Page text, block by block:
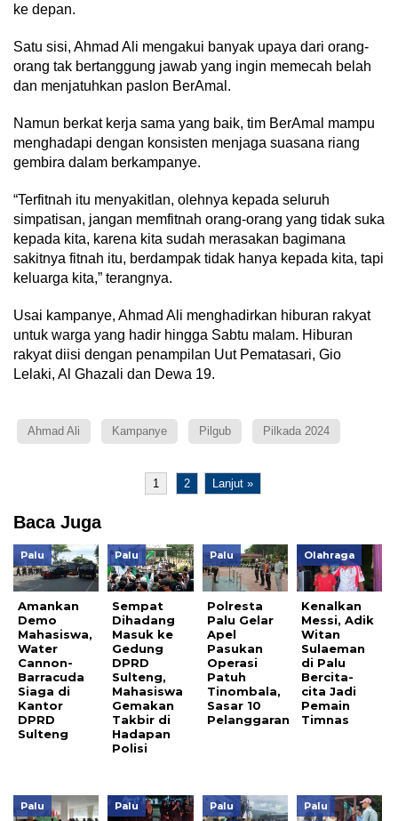
ke depan.
Satu sisi, Ahmad Ali mengakui banyak upaya dari orang-
orang tak bertanggung jawab yang ingin memecah belah
dan menjatuhkan paslon BerAmal.
Namun berkat kerja sama yang baik, tim BerAmal mampu
menghadapi dengan konsisten menjaga suasana riang
gembira dalam berkampanye.
“Terfitnah itu menyakitlan, olehnya kepada seluruh
simpatisan, jangan memfitnah orang-orang yang tidak suka
kepada kita, karena kita sudah merasakan bagimana
sakitnya fitnah itu, berdampak tidak hanya kepada kita, tapi
keluarga kita,” terangnya.
Usai kampanye, Ahmad Ali menghadirkan hiburan rakyat
untuk warga yang hadir hingga Sabtu malam. Hiburan
rakyat diisi dengan penampilan Uut Pematasari, Gio
Lelaki, Al Ghazali dan Dewa 19.
Ahmad Ali Kampanye Pilgub Pilkada 2024
1 2 Lanjut »
Baca Juga
Palu
Amankan
Demo
Mahasiswa,
Water
Cannon-
Barracuda
Siaga di
Kantor
DPRD
Sulteng
Palu
Sempat
Dihadang
Masuk ke
Gedung
DPRD
Sulteng,
Mahasiswa
Gemakan
Takbir di
Hadapan
Polisi
Palu
Polresta
Palu Gelar
Apel
Pasukan
Operasi
Patuh
Tinombala,
Sasar 10
Pelanggaran
Olahraga
Kenalkan
Messi, Adik
Witan
Sulaeman
di Palu
Bercita-
cita Jadi
Pemain
Timnas
Palu Palu Palu Palu